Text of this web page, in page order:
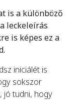
is a különböző
leckeleírás
is képes ez a
iniciálét is
sokszor
jó tudni, hogy